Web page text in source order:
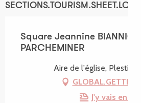
Square Jeannine BIANNIC
PARCHEMINER
Aire de l'église, Plestin-
J'y vais en